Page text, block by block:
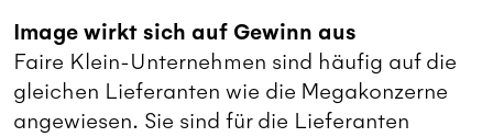
Image wirkt sich auf Gewinn aus
Faire Klein-Unternehmen sind häufig auf die
gleichen Lieferanten wie die Megakonzerne
angewiesen. Sie sind für die Lieferanten